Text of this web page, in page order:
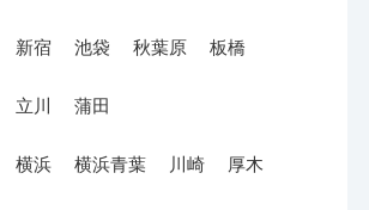
新宿 池袋 秋葉原 板橋
立川 蒲田
横浜 横浜青葉 川崎 厚木